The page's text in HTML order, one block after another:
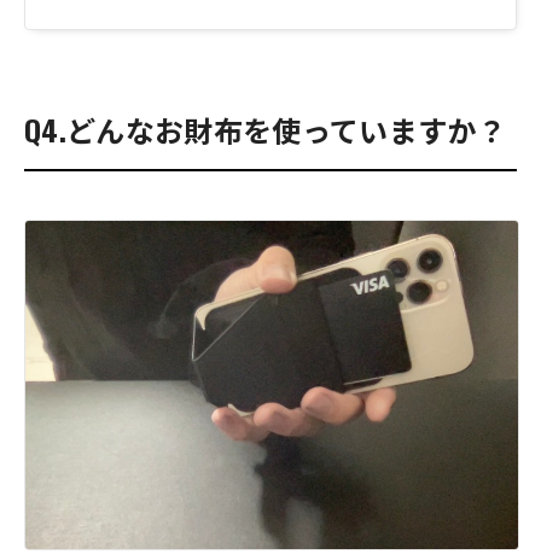
Q4.どんなお財布を使っていますか？